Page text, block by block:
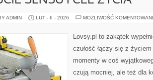
ADMIN LUT - 6 - 2026 MOŻLIWOŚĆ
Lovsy.pl to zakątek
czułość łączy się z
momenty w coś
czują mocniej, ale też dla